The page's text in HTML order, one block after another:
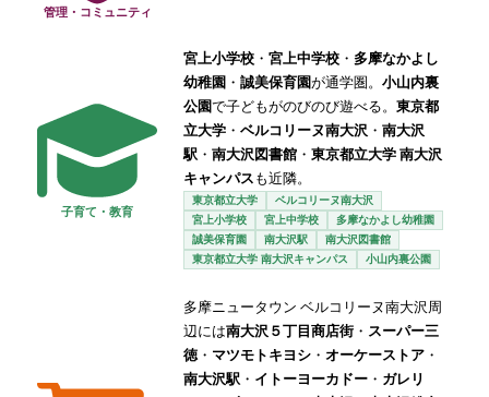
管理・コミュニティ
子育て・教育
宮上小学校 ・ 宮上中学校 ・ 多摩なかよし
幼稚園 ・ 誠美保育園が通学圏。 小山内裏
公園で子どもがのびのび遊べる。 東京都
立大学 ・ ベルコリーヌ南大沢 ・ 南大沢
駅 ・ 南大沢図書館 ・ 東京都立大学 南大沢
キャンパス も近隣。
東京都立大学
ベルコリーヌ南大沢
宮上小学校
宮上中学校
多摩なかよし幼稚園
誠美保育園
南大沢駅
南大沢図書館
東京都立大学 南大沢キャンパス
小山内裏公園
多摩ニュータウン ベルコリーヌ南大沢周
辺には南大沢５丁目商店街 ・ スーパー三
徳・ マツモトキヨシ ・ オーケーストア ・
南大沢駅 ・ イトーヨーカドー ・ ガレリ